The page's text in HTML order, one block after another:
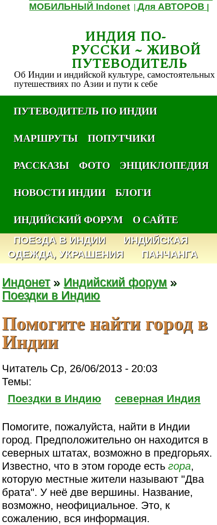
МОБИЛЬНЫЙ Indonet |Для АВТОРОВ
ИНДИЯ ПО-
РУССКИ ~ ЖИВОЙ
ПУТЕВОДИТЕЛЬ
Об Индии и индийской культуре, самостоятельных
путешествиях по Азии и пути к себе
ПУТЕВОДИТЕЛЬ ПО ИНДИИ
МАРШРУТЫ
ПОПУТЧИКИ
РАССКАЗЫ
ФОТО
ЭНЦИКЛОПЕДИЯ
НОВОСТИ ИНДИИ
БЛОГИ
ИНДИЙСКИЙ ФОРУМ
О САЙТЕ
ПОЕЗДА В ИНДИИ
ИНДИЙСКАЯ
ОДЕЖДА, УКРАШЕНИЯ
ПАНЧАНГА
Индонет» Индийский форум »
Поездки в Индию
Помогите найти город в
Индии
Читатель Ср, 26/06/2013 - 20:03
Темы:
Поездки в Индию
северная Индия
Помогите, пожалуйста, найти в Индии
город. Предположительно он находится в
северных штатах, возможно в предгорьях.
Известно, что в этом городе естьгора,
которую местные жители называют "Два
брата". У неё две вершины. Название,
возможно, неофициальное. Это, к
сожалению, вся информация.